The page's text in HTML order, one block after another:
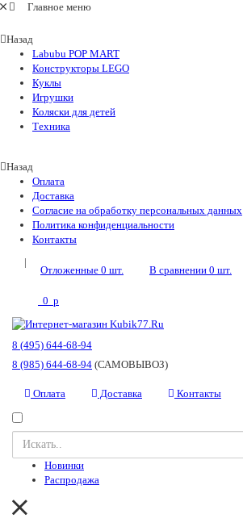
Главное меню
Назад
Labubu POP MART
Конструкторы LEGO
Куклы
Игрушки
Коляски для детей
Техника
Назад
Оплата
Доставка
Согласие на обработку персональных данных
Политика конфиденциальности
Контакты
|
Отложенные 0 шт. В сравнении 0 шт.
0 p
8 (495) 644-68-94
8 (985) 644-68-94 (САМОВЫВОЗ)
Оплата Доставка Контакты
Новинки
Распродажа